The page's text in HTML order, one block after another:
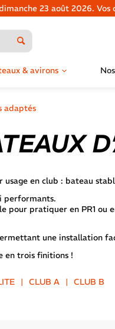
23 août 2026.
& avirons
adaptés
en club : bateau
performants.
pour pratiquer en PR1
une installation
en trois finitions !
| CLUB A | CLUB B